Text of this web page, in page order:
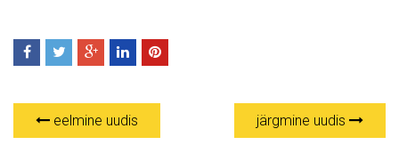
eelmine uudis järgmine uudis